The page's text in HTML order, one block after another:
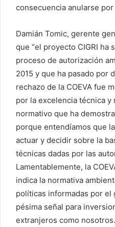
consecuencia anularse
Damián Tomic, gerente
que “el proyecto CIGRI ha
proceso de autorización
2015 y que ha pasado por
rechazo de la COEVA fue
por la excelencia técnica
normativo que ha
porque entendíamos que
actuar y decidir sobre la
técnicas dadas por las
Lamentablemente, la
indica la normativa
políticas informadas por el
pésima señal para
extranjeros como